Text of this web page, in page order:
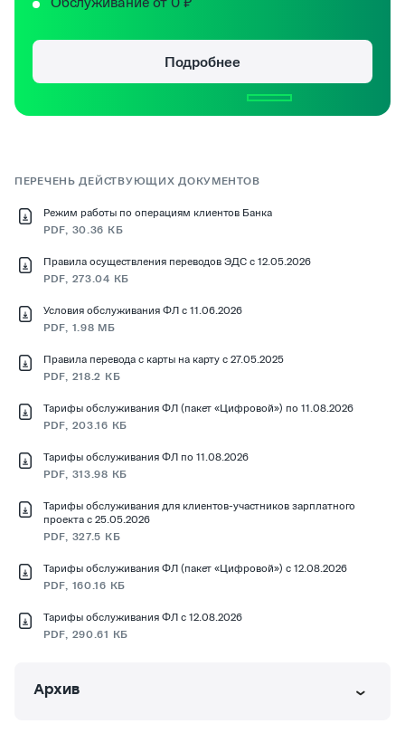
Подробнее
ПЕРЕЧЕНЬ ДЕЙСТВУЮЩИХ ДОКУМЕНТОВ
Режим работы по операциям клиентов Банка
PDF, 30.36 КБ
Правила осуществления переводов ЭДС с 12.05.2026
PDF, 273.04 КБ
Условия обслуживания ФЛ с 11.06.2026
PDF, 1.98 МБ
Правила перевода с карты на карту с 27.05.2025
PDF, 218.2 КБ
Тарифы обслуживания ФЛ (пакет «Цифровой») по 11.08.2026
PDF, 203.16 КБ
Тарифы обслуживания ФЛ по 11.08.2026
PDF, 313.98 КБ
Тарифы обслуживания для клиентов-участников зарплатного
проекта с 25.05.2026
PDF, 327.5 КБ
Тарифы обслуживания ФЛ (пакет «Цифровой») с 12.08.2026
PDF, 160.16 КБ
Тарифы обслуживания ФЛ с 12.08.2026
PDF, 290.61 КБ
Архив